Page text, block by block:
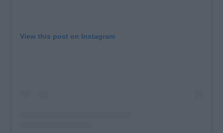
View this post on Instagram